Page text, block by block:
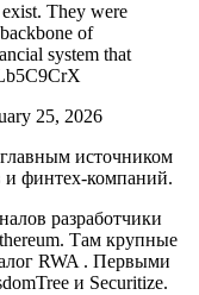
They were
of
system that
25, 2026
источником
и финтех-компаний.
разработчики
Там крупные
RWA . Первыми
и Securitize.